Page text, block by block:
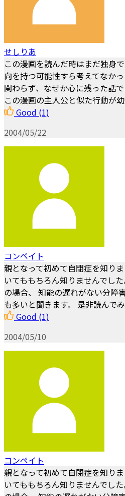
せしりあ
この漫画を読んだ時はまだ独身
向を持つ可能性すら考えてなか
関わらず、なぜか心に残った話
この漫画の主人公と似た行動が
Good (1)
2004/05/22
コンペイト
親となって初めて自閉症を知り
いてももちろん知りませんでし
の場合、 知能の遅れがない分障
も多いと聞きます。 是非読んで
Good (1)
2004/05/10
コンペイト
親となって初めて自閉症を知り
いてももちろん知りませんでし